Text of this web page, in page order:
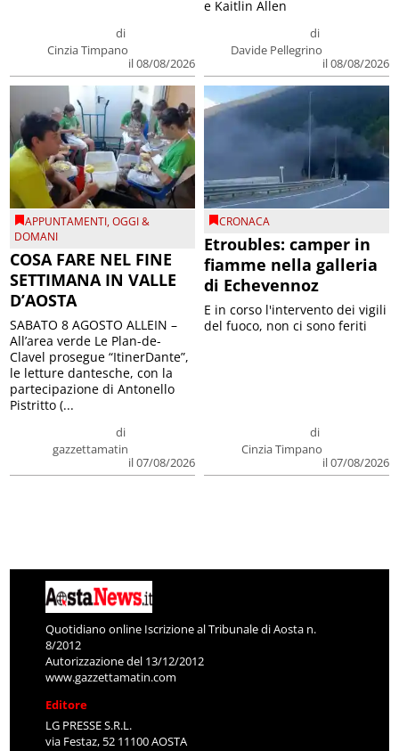
di
Cinzia Timpano
il 08/08/2026
di
Davide Pellegrino
il 08/08/2026
e Kaitlin Allen
APPUNTAMENTI,OGGI &
DOMANI
COSA FARE NEL FINE
SETTIMANA IN VALLE
D’AOSTA
di
gazzettamatin
il 07/08/2026
SABATO 8 AGOSTO ALLEIN –
All’area verde Le Plan-de-
Clavel prosegue “ItinerDante”,
le letture dantesche, con la
partecipazione di Antonello
Pistritto (...
CRONACA
Etroubles: camper in
fiamme nella galleria
di Echevennoz
di
Cinzia Timpano
il 07/08/2026
E in corso l'intervento dei vigili
del fuoco, non ci sono feriti
Quotidiano online Iscrizione al Tribunale di Aosta n.
8/2012
Autorizzazione del 13/12/2012
www.gazzettamatin.com
Editore
LG PRESSE S.R.L.
via Festaz, 52 11100 AOSTA